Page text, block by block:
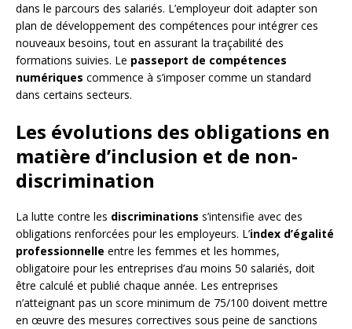
dans le parcours des salariés. L’employeur doit adapter son
plan de développement des compétences pour intégrer ces
nouveaux besoins, tout en assurant la traçabilité des
formations suivies. Le passeport de compétences
numériques commence à s’imposer comme un standard
dans certains secteurs.
Les évolutions des obligations en
matière d’inclusion et de non-
discrimination
La lutte contre les discriminations s’intensifie avec des
obligations renforcées pour les employeurs. L’index d’égalité
professionnelle entre les femmes et les hommes,
obligatoire pour les entreprises d’au moins 50 salariés, doit
être calculé et publié chaque année. Les entreprises
n’atteignant pas un score minimum de 75/100 doivent mettre
en œuvre des mesures correctives sous peine de sanctions